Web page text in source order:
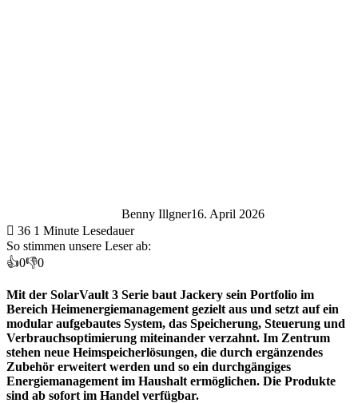
Benny Illgner16. April 2026
36 1 Minute Lesedauer
So stimmen unsere Leser ab:
👍0👎0
Mit der SolarVault 3 Serie baut Jackery sein Portfolio im
Bereich Heimenergiemanagement gezielt aus und setzt auf ein
modular aufgebautes System, das Speicherung, Steuerung und
Verbrauchsoptimierung miteinander verzahnt. Im Zentrum
stehen neue Heimspeicherlösungen, die durch ergänzendes
Zubehör erweitert werden und so ein durchgängiges
Energiemanagement im Haushalt ermöglichen. Die Produkte
sind ab sofort im Handel verfügbar.